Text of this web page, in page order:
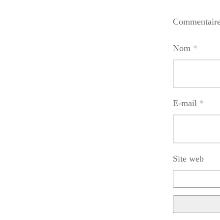
Nom *
E-mail *
Site web